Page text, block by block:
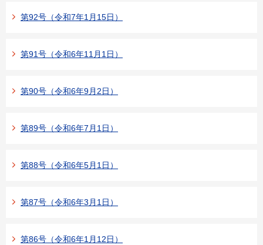
第92号（令和7年1月15日）
第91号（令和6年11月1日）
第90号（令和6年9月2日）
第89号（令和6年7月1日）
第88号（令和6年5月1日）
第87号（令和6年3月1日）
第86号（令和6年1月12日）